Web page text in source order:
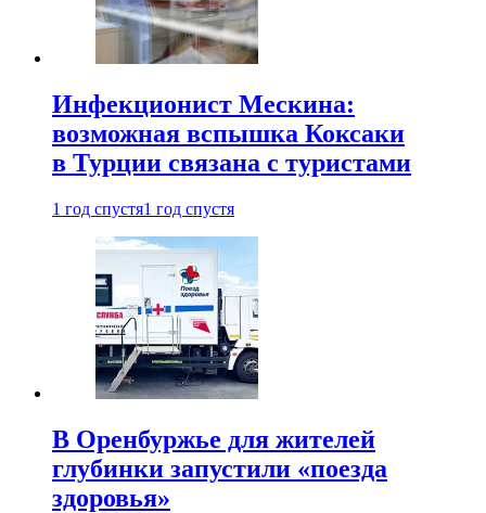
Инфекционист Мескина:
возможная вспышка Коксаки
в Турции связана с туристами
1 год спустя1 год спустя
В Оренбуржье для жителей
глубинки запустили «поезда
здоровья»